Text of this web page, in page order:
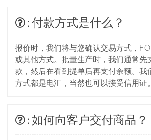
: 付款方式是什么？
报价时，我们将与您确认交易方式，
或其他方式。批量生产时，我们通常先
款，然后在看到提单后再支付余额。我
方式都是电汇，当然也可以接受信用证。
: 如何向客户交付商品？